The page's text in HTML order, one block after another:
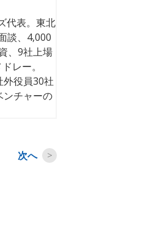
代表。東北
談、4,000
、9社上場
レー。
外役員30社
ンチャーの
次へ >